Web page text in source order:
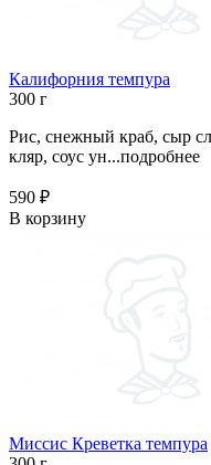
Калифорния темпура
300 г
Рис, снежный краб, сыр
кляр, соус ун...подробнее
590 ₽
В корзину
Миссис Креветка темпура